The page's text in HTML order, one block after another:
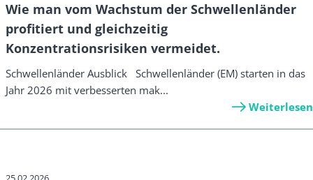
Wie man vom Wachstum der Schwellenländer
profitiert und gleichzeitig
Konzentrationsrisiken vermeidet.
Schwellenländer Ausblick Schwellenländer (EM) starten in das
Jahr 2026 mit verbesserten mak...
Weiterlesen